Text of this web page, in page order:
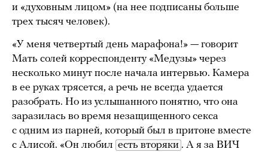
и «духовным лицом» (на нее подписаны больше
трех тысяч человек).
«У меня четвертый день марафона!» — говорит
Мать солей корреспонденту «Медузы» через
несколько минут после начала интервью. Камера
в ее руках трясется, а речь не всегда удается
разобрать. Но из услышанного понятно, что она
заразилась во время незащищенного секса
с одним из парней, который был в притоне вместе
с Алисой. «Он любил есть вторяки . А я за ВИЧ